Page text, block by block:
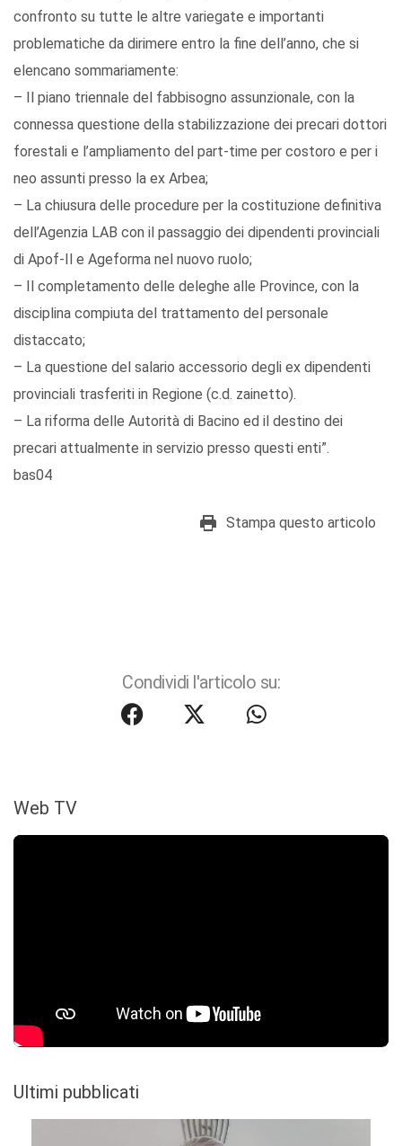
confronto su tutte le altre variegate e importanti
problematiche da dirimere entro la fine dell’anno, che si
elencano sommariamente:
– Il piano triennale del fabbisogno assunzionale, con la
connessa questione della stabilizzazione dei precari dottori
forestali e l’ampliamento del part-time per costoro e per i
neo assunti presso la ex Arbea;
– La chiusura delle procedure per la costituzione definitiva
dell’Agenzia LAB con il passaggio dei dipendenti provinciali
di Apof-Il e Ageforma nel nuovo ruolo;
– Il completamento delle deleghe alle Province, con la
disciplina compiuta del trattamento del personale
distaccato;
– La questione del salario accessorio degli ex dipendenti
provinciali trasferiti in Regione (c.d. zainetto).
– La riforma delle Autorità di Bacino ed il destino dei
precari attualmente in servizio presso questi enti”.
bas04
Stampa questo articolo
Condividi l'articolo su:
Web TV
Ultimi pubblicati